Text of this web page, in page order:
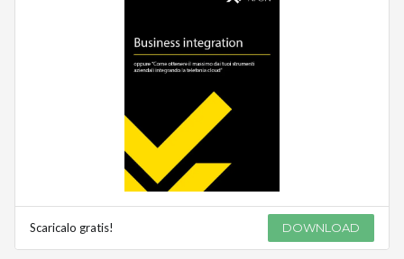
Scaricalo gratis! DOWNLOAD